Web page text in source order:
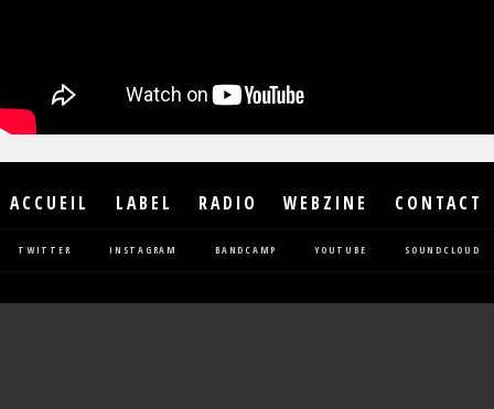
ACCUEIL LABEL RADIO WEBZINE CONTACT
TWITTER INSTAGRAM BANDCAMP YOUTUBE SOUNDCLOUD